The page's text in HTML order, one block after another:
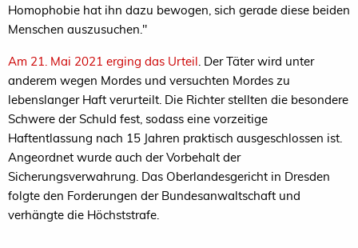
Homophobie hat ihn dazu bewogen, sich gerade diese beiden
Menschen auszusuchen."
Am 21. Mai 2021 erging das Urteil . Der Täter wird unter
anderem wegen Mordes und versuchten Mordes zu
lebenslanger Haft verurteilt. Die Richter stellten die besondere
Schwere der Schuld fest, sodass eine vorzeitige
Haftentlassung nach 15 Jahren praktisch ausgeschlossen ist.
Angeordnet wurde auch der Vorbehalt der
Sicherungsverwahrung. Das Oberlandesgericht in Dresden
folgte den Forderungen der Bundesanwaltschaft und
verhängte die Höchststrafe.